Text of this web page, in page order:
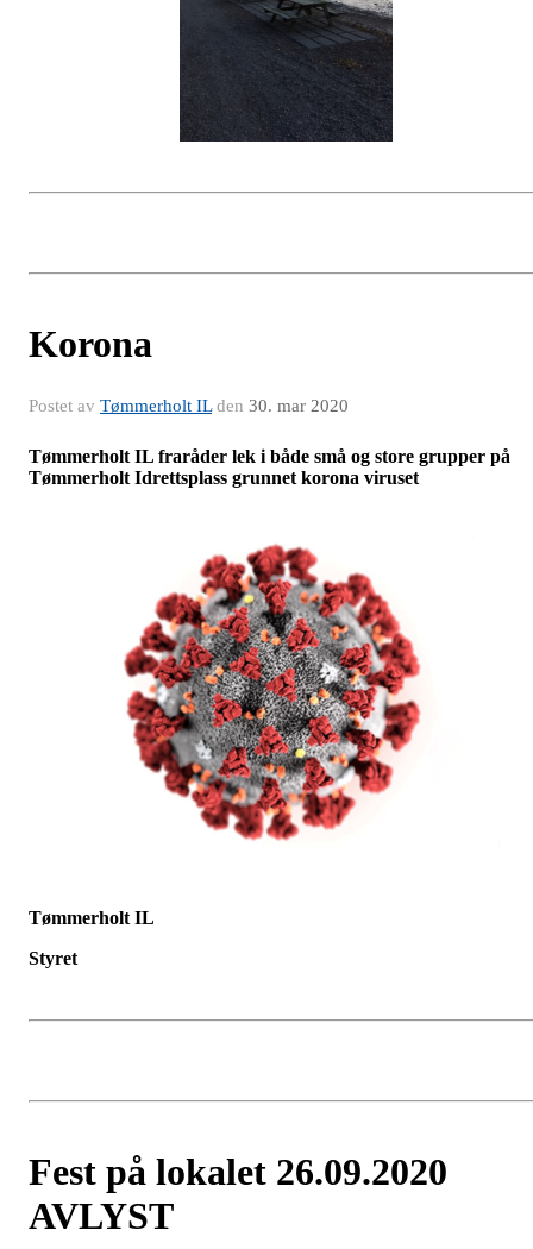
Korona
Postet av Tømmerholt ILden 30. mar 2020
Tømmerholt IL fraråder lek i både små og store grupper på
Tømmerholt Idrettsplass grunnet korona viruset
Tømmerholt IL
Styret
Fest på lokalet 26.09.2020
AVLYST